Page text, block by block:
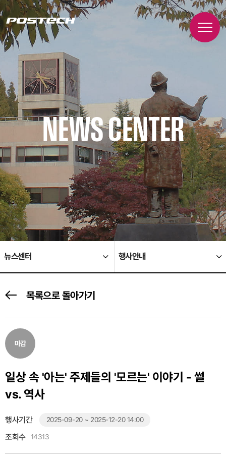
NEWS CENTER
뉴스센터 행사안내
목록으로 돌아가기
일상 속 '아는' 주제들의 '모르는' 이야기 - 썰
vs. 역사
행사기간 2025-09-20 ~ 2025-12-20 14:00
조회수 14313
마감